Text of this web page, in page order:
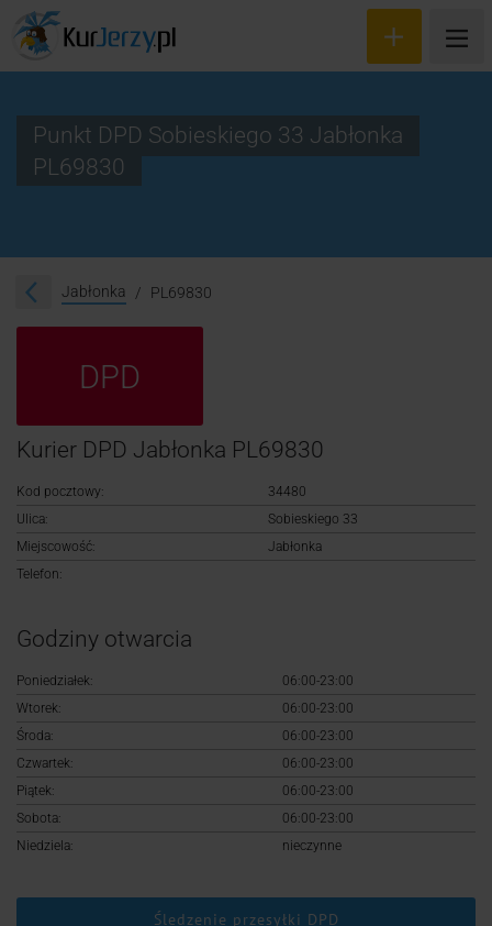
Śledzenie przesyłki
Logowanie
Punkt DPD Sobieskiego 33 Jabłonka
PL69830
Jabłonka PL69830
DPD
Kurier DPD Jabłonka PL69830
Kod pocztowy:
34480
Ulica:
Sobieskiego 33
Miejscowość:
Jabłonka
Telefon:
Godziny otwarcia
Poniedziałek:
06:00-23:00
Wtorek:
06:00-23:00
Środa:
06:00-23:00
Czwartek:
06:00-23:00
Piątek:
06:00-23:00
Sobota:
06:00-23:00
Niedziela:
nieczynne
Śledzenie przesyłki DPD